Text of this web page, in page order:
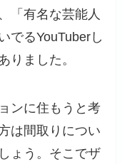
「有名な芸能人
でるYouTuberし
りました。
ンに住もうと考
は間取りについ
ょう。そこでザ